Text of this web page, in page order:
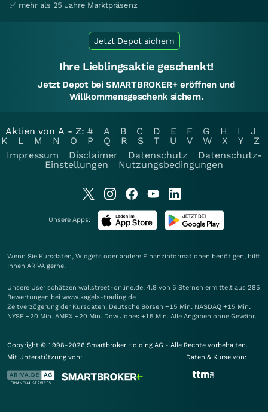
✅ mehr als 25 Jahre Marktpräsenz
Jetzt Depot sichern
Ihre Lieblingsaktie geschenkt!
Jetzt Depot bei SMARTBROKER+ eröffnen und
Willkommensgeschenk sichern.
Aktien von A - Z: # A B C D E F G H I
J
K
L M N O P Q R S T U V W X Y
Z
Impressum
Disclaimer Datenschutz
Datenschutz-
Einstellungen
Nutzungsbedingungen
Unsere Apps:
Wenn Sie Kursdaten, Widgets oder andere Finanzinformationen benötigen, hilft
Ihnen ARIVA gerne.
Unsere User schätzen wallstreet-online.de: 4.8 von 5 Sternen ermittelt aus 285
Bewertungen bei www.kagels-trading.de
Zeitverzögerung der Kursdaten: Deutsche Börsen +15 Min. NASDAQ +15 Min.
NYSE +20 Min. AMEX +20 Min. Dow Jones +15 Min. Alle Angaben ohne Gewähr.
Copyright © 1998-2026 Smartbroker Holding AG - Alle Rechte vorbehalten.
Mit Unterstützung von:
Daten & Kurse von: